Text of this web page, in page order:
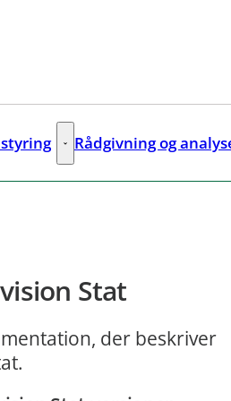
links It- og økonomistyring - Flere
Rådgivning og
Stat
der beskriver